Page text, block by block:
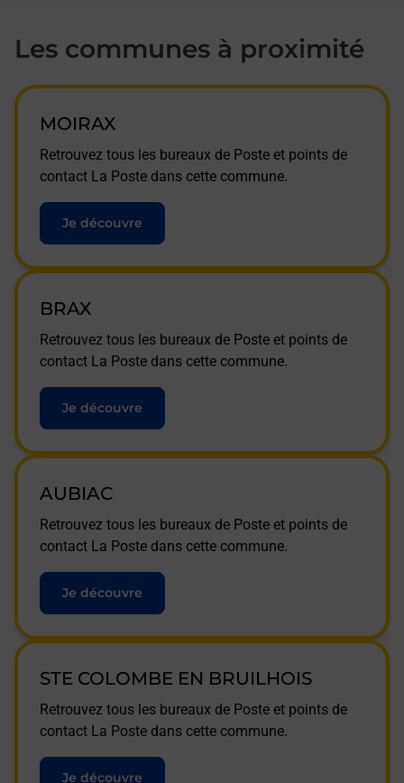
Les communes à proximité
MOIRAX
Retrouvez tous les bureaux de Poste et points de
contact La Poste dans cette commune.
Je découvre
BRAX
Retrouvez tous les bureaux de Poste et points de
contact La Poste dans cette commune.
Je découvre
AUBIAC
Retrouvez tous les bureaux de Poste et points de
contact La Poste dans cette commune.
Je découvre
STE COLOMBE EN BRUILHOIS
Retrouvez tous les bureaux de Poste et points de
contact La Poste dans cette commune.
Je découvre